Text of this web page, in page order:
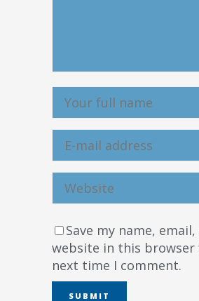
Save my name, email,
website in this
next time I comment.